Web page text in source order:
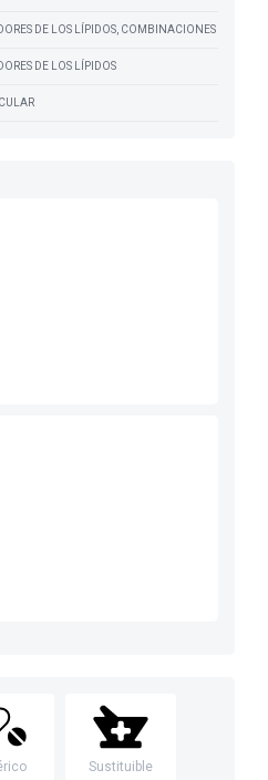
DE LOS LÍPIDOS, COMBINACIONES
DE LOS LÍPIDOS
Sustituible